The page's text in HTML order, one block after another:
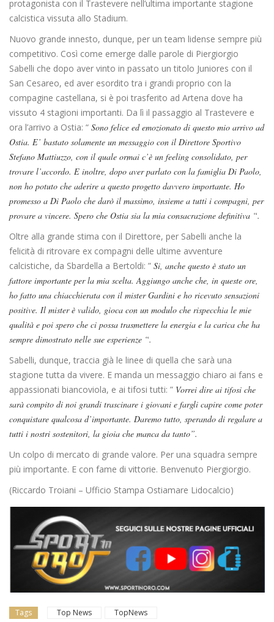
protagonista con il Trastevere nell’ultima importante stagione
calcistica vissuta allo Stadium.
Nuovo grande innesto, dunque, per un team lidense sempre più
competitivo. Così come emerge dalle parole di Piergiorgio
Sabelli che dopo aver vinto in passato un titolo Juniores con il
San Cesareo, ed aver esordito tra i grandi proprio con la
compagine castellana, si è poi trasferito ad Artena dove ha
vissuto 4 stagioni importanti. Da lì il passaggio al Trastevere e
ora l’arrivo a Ostia: “ Sono felice ed emozionato di questo mio arrivo ad
Ostia. E’ bastato solamente un messaggio con il Direttore Sportivo
Stefano Mattiuzzo, con il quale ormai c’è un feeling consolidato, per
trovare l’accordo. E inoltre, dopo aver parlato con la famiglia Di Paolo,
non ho potuto che aderire a questo progetto davvero importante. Ho
promesso a Di Paolo che darò il massimo, insieme a tutti i compagni, per
provare a vincere. Spero che Ostia sia la mia consacrazione definitiva “.
Oltre alla grande stima con il Direttore, per Sabelli anche la
felicità di ritrovare ex compagni delle ultime avventure
calcistiche, da Sbardella a Bertoldi: ” Si, anche questo è stato un
fattore importante per la mia scelta. Aggiungo anche che, in queste ore,
ho fatto una chiacchierata con il mister Gardini e ho ricevuto sensazioni
positive. Il mister è valido, gioca con un modulo che rispecchia le mie
qualità e poi spero che ci possa trasmettere la energia e la carica che ha
sempre dimostrato nelle sue esperienze “.
Sabelli, dunque, traccia già le linee di quella che sarà una
stagione tutta da vivere. E manda un messaggio chiaro ai fans e
appassionati biancoviola, e ai tifosi tutti: ” Vorrei dire ai tifosi che
sarà compito di noi grandi trascinare i giovani e fargli capire come poter
conquistare qualcosa d’importante. Daremo tutto, sperando di regalare a
tutti i nostri sostenitori, la gioia che manca da tanto”.
Un colpo di mercato di grande valore. Per una squadra sempre
più importante. E con fame di vittorie. Benvenuto Piergiorgio.
(Riccardo Troiani – Ufficio Stampa Ostiamare Lidocalcio)
Tags Top News TopNews